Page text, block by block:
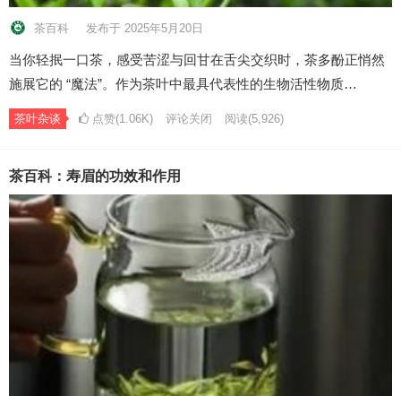
茶百科 发布于 2025年5月20日
当你轻抿一口茶，感受苦涩与回甘在舌尖交织时，茶多酚正悄然
施展它的 “魔法”。作为茶叶中最具代表性的生物活性物质…
茶叶杂谈 点赞(1.06K) 评论关闭 阅读(5,926)
茶百科：寿眉的功效和作用